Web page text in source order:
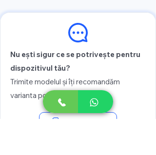
Nu ești sigur ce se potrivește pentru
dispozitivul tău?
Trimite modelul și îți recomandăm
varianta potrivită